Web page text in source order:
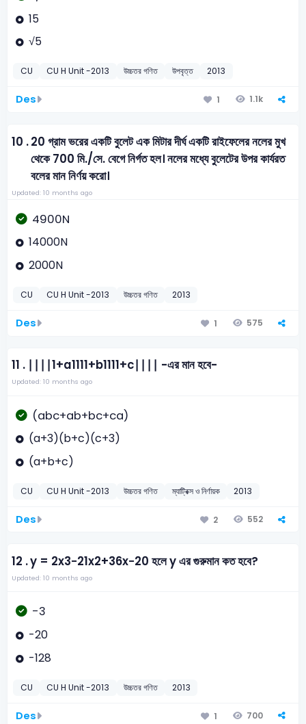
15
√5
CU CU H Unit -2013 উচ্চতর গণিত উপবৃত্ত 2013
Des 1 1.1k
10 .20 গ্রাম ভরের একটি বুলেট এক মিটার দীর্ঘ একটি রাইফেলের নলের মুখ
থেকে 700 মি./সে. বেগে নির্গত হল। নলের মধ্যে বুলেটের উপর কার্যরত
বলের মান নির্ণয় করো।
Updated: 10 months ago
4900N
14000N
2000N
CU CU H Unit -2013 উচ্চতর গণিত 2013
Des 1 575
11 . ∣∣∣∣1+a1111+b1111+c∣∣∣∣ -এর মান হবে-
Updated: 10 months ago
(abc+ab+bc+ca)
(a+3)(b+c)(c+3)
(a+b+c)
CU CU H Unit -2013 উচ্চতর গণিত ম্যাট্রিক্স ও নির্ণায়ক 2013
Des 2 552
12 .y = 2x3−21x2+36x−20 হলে y এর গুরুমান কত হবে?
Updated: 10 months ago
-3
-20
-128
CU CU H Unit -2013 উচ্চতর গণিত 2013
Des 1 700